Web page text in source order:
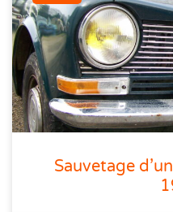
Sauvetage